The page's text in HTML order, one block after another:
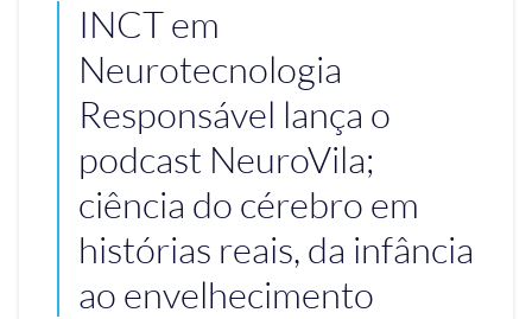
INCT em
Neurotecnologia
Responsável lança o
podcast NeuroVila;
ciência do cérebro em
histórias reais, da infância
ao envelhecimento